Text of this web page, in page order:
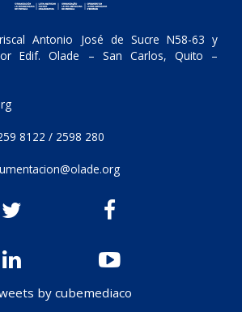
Antonio José de Sucre N58-63 y
Edif. Olade – San Carlos, Quito –
8122 / 2598 280
by cubemediaco